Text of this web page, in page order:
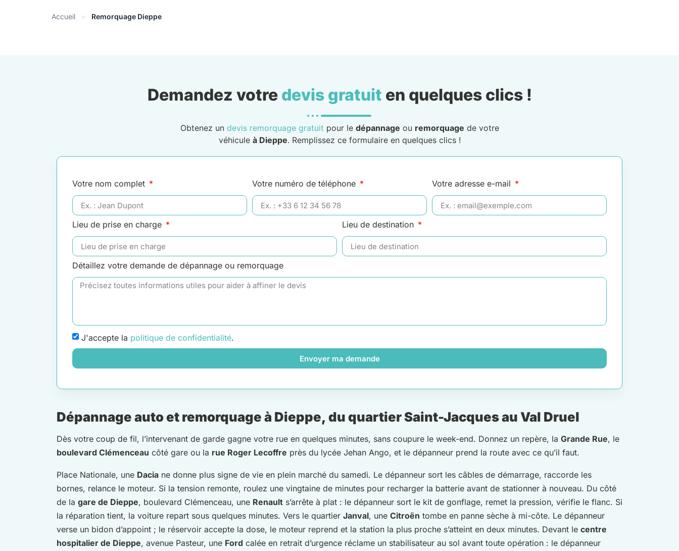
Accueil » Remorquage Dieppe
Demandez votre devis gratuit en quelques clics !
Obtenez un devis remorquage gratuit pour le dépannage ou remorquage de votre
véhicule à Dieppe. Remplissez ce formulaire en quelques clics !
Votre nom complet Votre numéro de téléphone Votre adresse e-mail
Lieu de prise en charge Lieu de destination
Détaillez votre demande de dépannage ou remorquage
J'accepte la politique de confidentialité.
Envoyer ma demande
Dépannage auto et remorquage à Dieppe, du quartier Saint-Jacques au Val Druel
Dès votre coup de fil, l’intervenant de garde gagne votre rue en quelques minutes, sans coupure le week-end. Donnez un repère, la Grande Rue, le
boulevard Clémenceau côté gare ou la rue Roger Lecoffre près du lycée Jehan Ango, et le dépanneur prend la route avec ce qu’il faut.
Place Nationale, une Dacia ne donne plus signe de vie en plein marché du samedi. Le dépanneur sort les câbles de démarrage, raccorde les
bornes, relance le moteur. Si la tension remonte, roulez une vingtaine de minutes pour recharger la batterie avant de stationner à nouveau. Du côté
de la gare de Dieppe, boulevard Clémenceau, une Renault s’arrête à plat : le dépanneur sort le kit de gonflage, remet la pression, vérifie le flanc. Si
la réparation tient, la voiture repart sous quelques minutes. Vers le quartier Janval, une Citroën tombe en panne sèche à mi-côte. Le dépanneur
verse un bidon d’appoint ; le réservoir accepte la dose, le moteur reprend et la station la plus proche s’atteint en deux minutes. Devant le centre
hospitalier de Dieppe, avenue Pasteur, une Ford calée en retrait d’urgence réclame un stabilisateur au sol avant toute opération : le dépanneur